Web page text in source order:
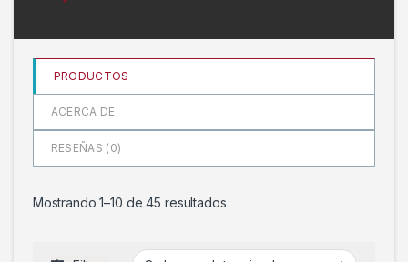
PRODUCTOS
ACERCA DE
RESEÑAS ( 0)
Mostrando 1–10 de 45 resultados